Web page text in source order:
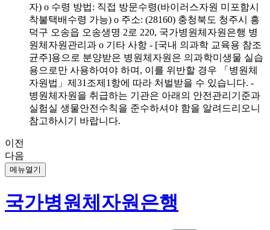
자) o 수령 방법: 직접 방문수령(바이러스자원 미포함시
착불택배수령 가능) o 주소: (28160) 충청북도 청주시 흥
덕구 오송읍 오송생명 2로 220, 국가병원체자원은행 병
원체자원관리과 o 기타 사항 - [국내 의과학 교육용 참조
균주]용으로 분양받은 병원체자원은 의과학미생물 실습
용으로만 사용하여야 하며, 이를 위반할 경우 「병원체
자원법」제31조제1항에 따라 처벌받을 수 있습니다. -
병원체자원을 취급하는 기관은 아래의 안전관리기준과
실험실 생물안전수칙을 준수하셔야 함을 알려드리오니
참고하시기 바랍니다.
이전
다음
메뉴열기
국가병원체자원은행